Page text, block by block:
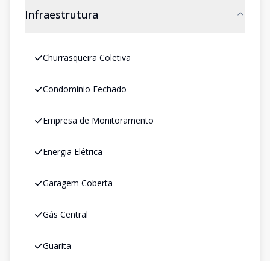
Infraestrutura
Churrasqueira Coletiva
Condomínio Fechado
Empresa de Monitoramento
Energia Elétrica
Garagem Coberta
Gás Central
Guarita